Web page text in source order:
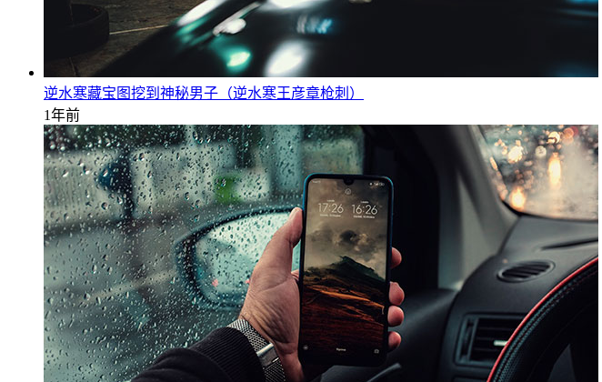
逆水寒藏宝图挖到神秘男子（逆水寒王彦章枪刺）
1年前